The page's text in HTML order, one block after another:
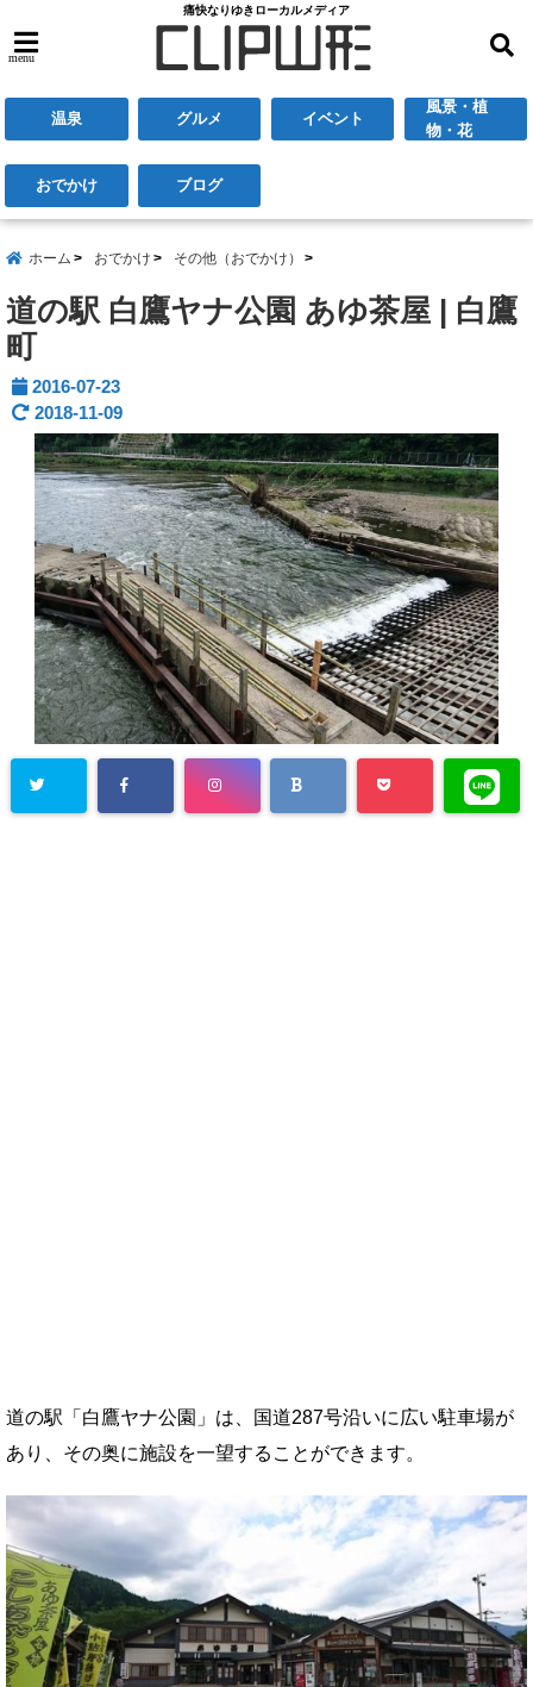
痛快なりゆきローカルメディア
menu
温泉 グルメ イベント
風景・植
物・花
おでかけ ブログ
ホーム おでかけ その他（おでかけ）
道の駅 白鷹ヤナ公園 あゆ茶屋 | 白鷹
町
2016-07-23
2018-11-09
道の駅「白鷹ヤナ公園」は、国道287号沿いに広い駐車場が
あり、その奥に施設を一望することができます。